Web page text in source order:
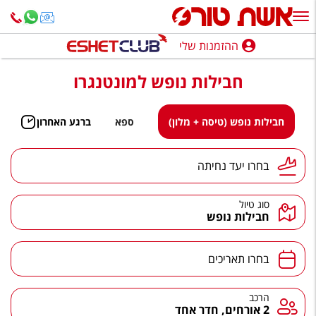
ההזמנות שלי
נופש בארץ
חופשה לפי סגנון
מלונות באילת
טיולים מאורגנים
סגנונות טיול
הרגע האחרון
חבילות בריאות וספא
ההזמנות שלי
חבילות נופש למונטנגרו
חבילות נופש (טיסה + מלון) ספא ברגע האחרון
יעד נחיתהבחרו יעד נחיתה
סוג טיול
חבילות נופש
תאריכים בחרו תאריכים
הרכב הרכב
2 אורחים, חדר אחד